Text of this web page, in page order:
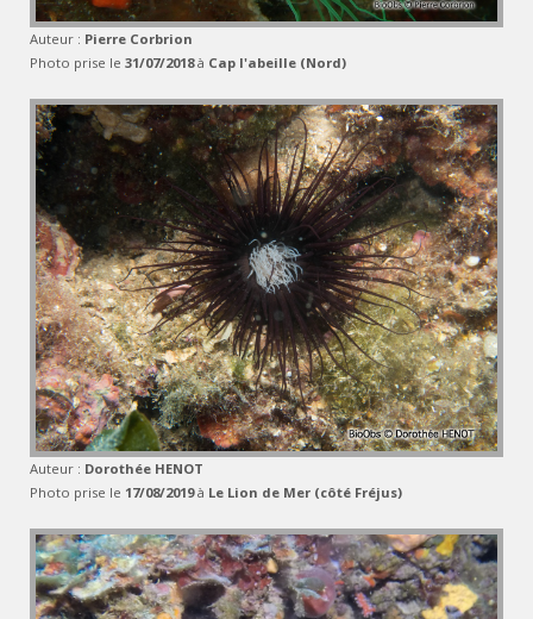
Auteur : Pierre Corbrion
Photo prise le 31/07/2018à Cap l'abeille (Nord)
Auteur : Dorothée HENOT
Photo prise le 17/08/2019à Le Lion de Mer (côté Fréjus)